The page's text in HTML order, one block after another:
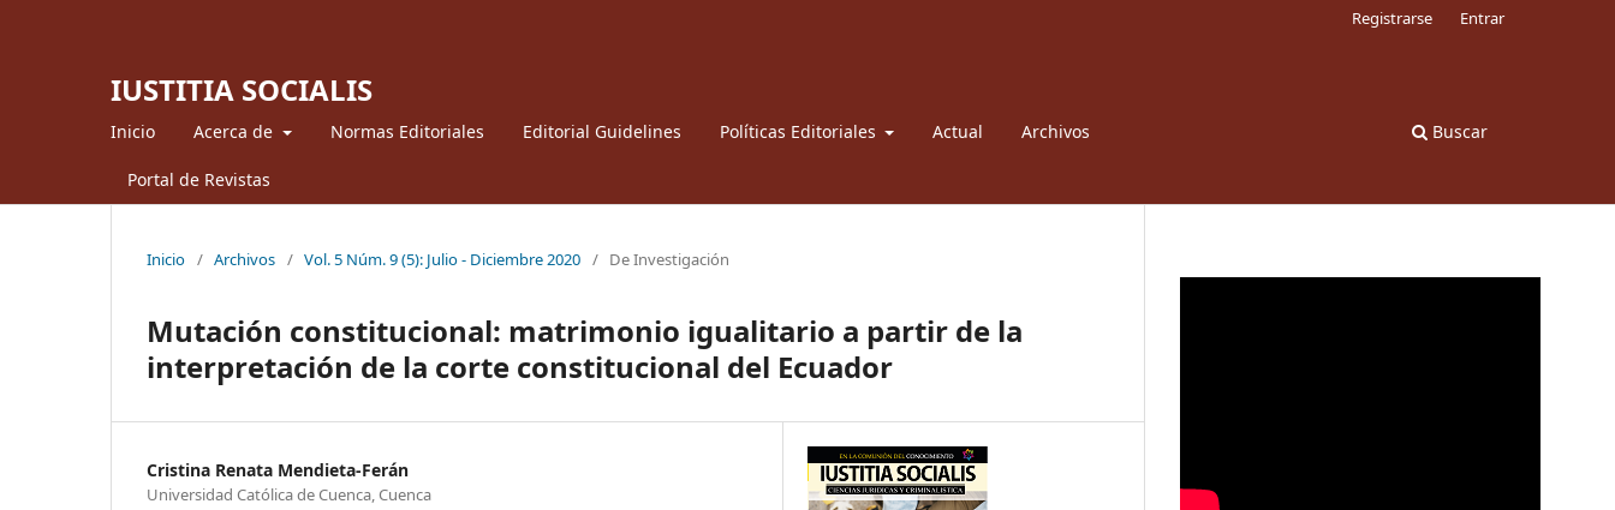
IUSTITIA SOCIALIS
Inicio Acerca de Normas Editoriales Editorial Guidelines Políticas Editoriales Actual Archivos
Portal de Revistas
Buscar
Registrarse Entrar
Inicio / Archivos / Vol. 5 Núm. 9 (5): Julio - Diciembre 2020 / De Investigación
Mutación constitucional: matrimonio igualitario a partir de la
interpretación de la corte constitucional del Ecuador
Cristina Renata Mendieta-Ferán
Universidad Católica de Cuenca, Cuenca